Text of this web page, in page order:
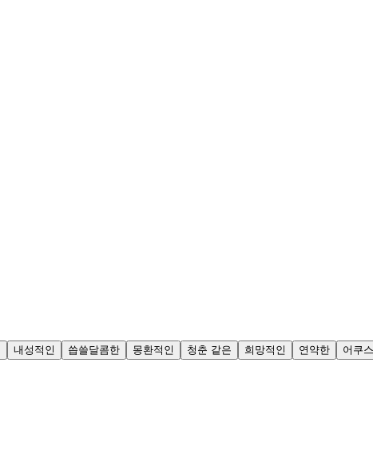
내성적인 씁쓸달콤한 몽환적인 청춘 같은 희망적인 연약한 어쿠